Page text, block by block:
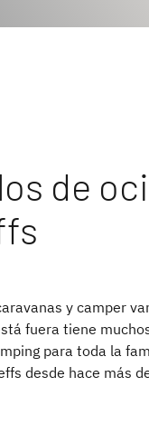
de
y camper
fuera tiene
para toda la
desde hace más